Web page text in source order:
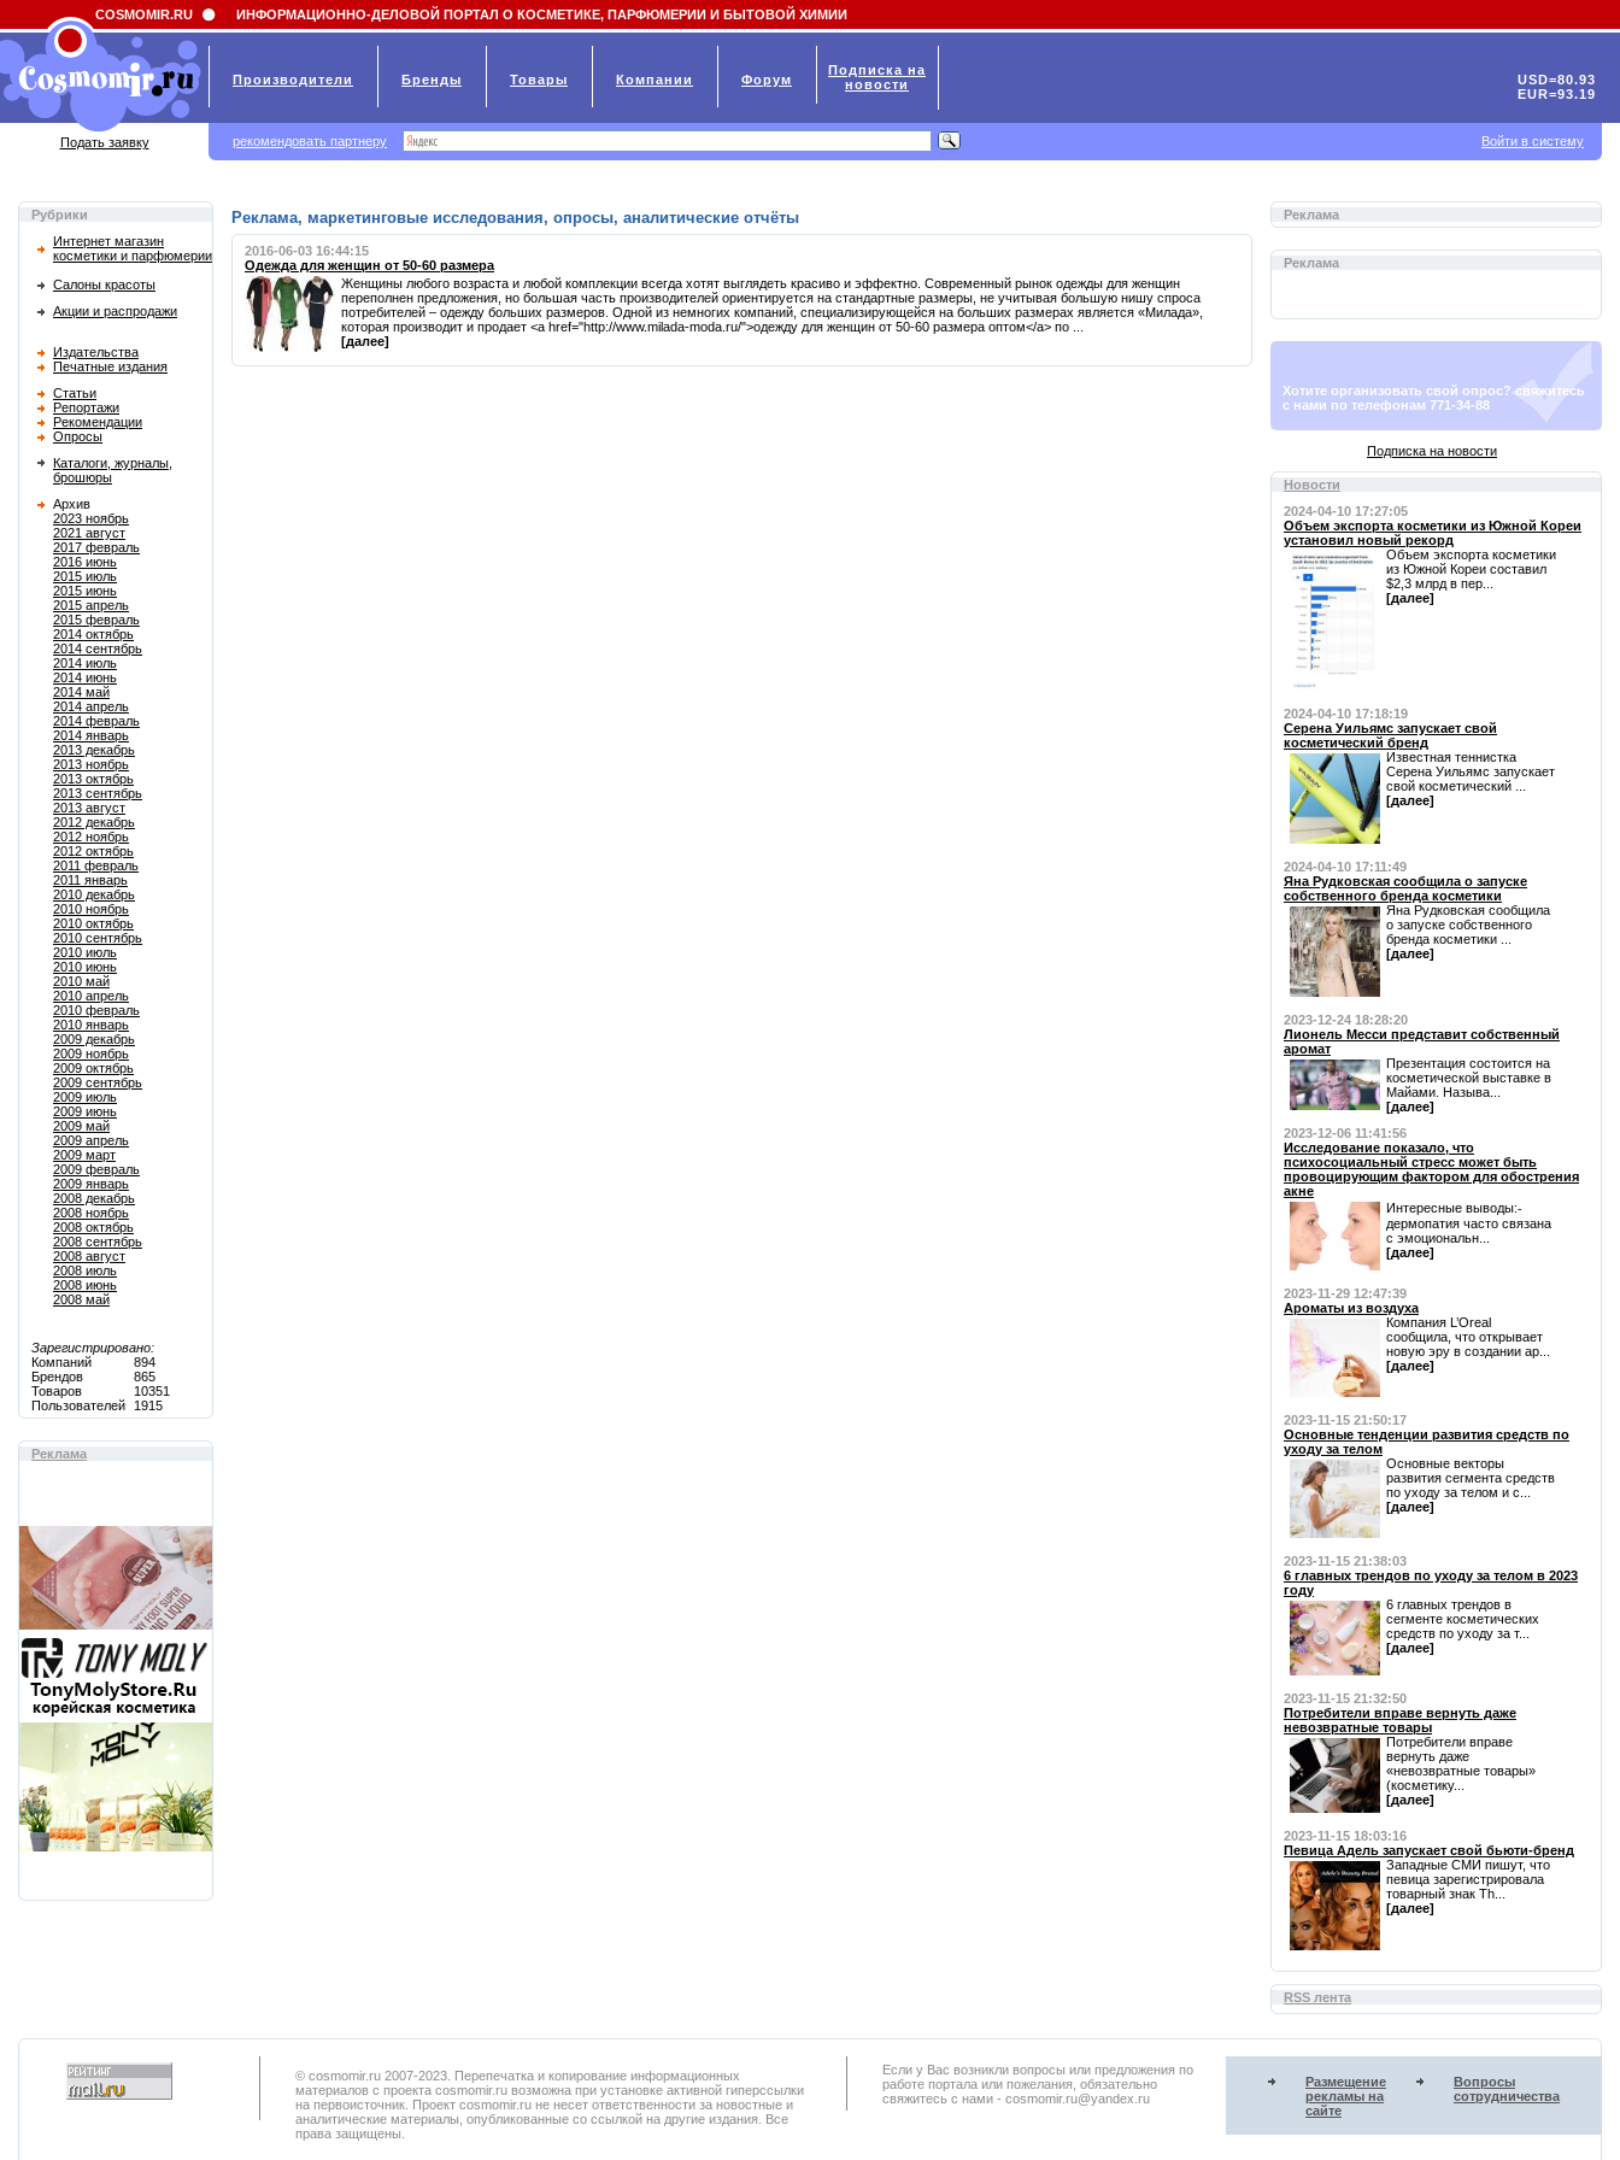
Field 'news_title' doesn't have a default value
Рубрики
Интернет магазин
косметики и парфюмерии
Салоны красоты
Акции и распродажи
Издательства
Печатные издания
Статьи
Репортажи
Рекомендации
Опросы
Каталоги, журналы,
брошюры
Архив
2023 ноябрь
2021 август
2017 февраль
2016 июнь
2015 июль
2015 июнь
2015 апрель
2015 февраль
2014 октябрь
2014 сентябрь
2014 июль
2014 июнь
2014 май
2014 апрель
2014 февраль
2014 январь
2013 декабрь
2013 ноябрь
2013 октябрь
2013 сентябрь
2013 август
2012 декабрь
2012 ноябрь
2012 октябрь
2011 февраль
2011 январь
2010 декабрь
2010 ноябрь
2010 октябрь
2010 сентябрь
2010 июль
2010 июнь
2010 май
2010 апрель
2010 февраль
2010 январь
2009 декабрь
2009 ноябрь
2009 октябрь
2009 сентябрь
2009 июль
2009 июнь
2009 май
2009 апрель
2009 март
2009 февраль
2009 январь
2008 декабрь
2008 ноябрь
2008 октябрь
2008 сентябрь
2008 август
2008 июль
2008 июнь
2008 май
Зарегистрировано:
Компаний
894
Брендов
865
Товаров
10351
Пользователей
1915
Реклама
Реклама, маркетинговые исследования, опросы, аналитические отчёты
2016-06-03 16:44:15
Одежда для женщин от 50-60 размера
Женщины любого возраста и любой комплекции всегда хотят выглядеть красиво и эффектно. Современный рынок одежды для женщин
переполнен предложения, но большая часть производителей ориентируется на стандартные размеры, не учитывая большую нишу спроса
потребителей – одежду больших размеров. Одной из немногих компаний, специализирующейся на больших размерах является «Милада»,
которая производит и продает <a href="http://www.milada-moda.ru/">одежду для женщин от 50-60 размера оптом</a> по ...
[далее]
Реклама
Реклама
Хотите организовать свой опрос? свяжитесь
с нами по телефонам 771-34-88
Подписка на новости
Новости
2024-04-10 17:27:05
Объем экспорта косметики из Южной Кореи
установил новый рекорд
Объем экспорта косметики
из Южной Кореи составил
$2,3 млрд в пер...
[далее]
2024-04-10 17:18:19
Серена Уильямс запускает свой
косметический бренд
Известная теннистка
Серена Уильямс запускает
свой косметический ...
[далее]
2024-04-10 17:11:49
Яна Рудковская сообщила о запуске
собственного бренда косметики
Яна Рудковская сообщила
о запуске собственного
бренда косметики ...
[далее]
2023-12-24 18:28:20
Лионель Месси представит собственный
аромат
Презентация состоится на
косметической выставке в
Майами. Называ...
[далее]
2023-12-06 11:41:56
Исследование показало, что
психосоциальный стресс может быть
провоцирующим фактором для обострения
акне
Интересные выводы:⁃
дермопатия часто связана
с эмоциональн...
[далее]
2023-11-29 12:47:39
Ароматы из воздуха
Компания L’Oreal
сообщила, что открывает
новую эру в создании ар...
[далее]
2023-11-15 21:50:17
Основные тенденции развития средств по
уходу за телом
Основные векторы
развития сегмента средств
по уходу за телом и с...
[далее]
2023-11-15 21:38:03
6 главных трендов по уходу за телом в 2023
году
6 главных трендов в
сегменте косметических
средств по уходу за т...
[далее]
2023-11-15 21:32:50
Потребители вправе вернуть даже
невозвратные товары
Потребители вправе
вернуть даже
«невозвратные товары»
(косметику...
[далее]
2023-11-15 18:03:16
Певица Адель запускает свой бьюти-бренд
Западные СМИ пишут, что
певица зарегистрировала
товарный знак Th...
[далее]
RSS лента
© cosmomir.ru 2007-2023. Перепечатка и копирование информационных
материалов с проекта cosmomir.ru возможна при установке активной гиперссылки
на первоисточник. Проект cosmomir.ru не несет ответственности за новостные и
аналитические материалы, опубликованные со ссылкой на другие издания. Все
права защищены.
Если у Вас возникли вопросы или предложения по
работe портала или пожелания, обязательно
свяжитесь с нами - cosmomir.ru@yandex.ru
Размещение
рекламы на
сайте
Вопросы
сотрудничества
COSMOMIR.RU ИНФОРМАЦИОННО-ДЕЛОВОЙ ПОРТАЛ О КОСМЕТИКЕ, ПАРФЮМЕРИИ И БЫТОВОЙ ХИМИИ
Производители Бренды Товары Компании Форум
Подписка на
новости
USD=80.93
EUR=93.19
Подать заявку рекомендовать партнеру Войти в систему